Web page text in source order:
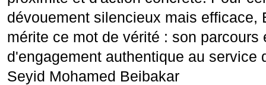
dévouement silencieux mais efficace,
mérite ce mot de vérité : son parcours
d'engagement authentique au service
Seyid Mohamed Beibakar